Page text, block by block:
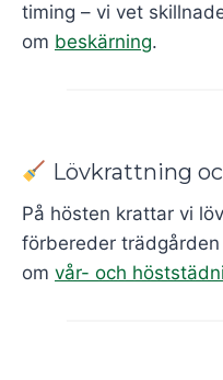
timing – vi vet
om beskärning.
Lövkrattning
På hösten krattar vi
förbereder
om vår- och